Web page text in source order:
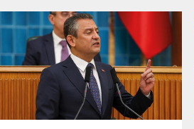
Ama ben aradığımda telefonu
kapalıydı. Ondan dolayı bir görüşme
gerçekleşmedi dedi.